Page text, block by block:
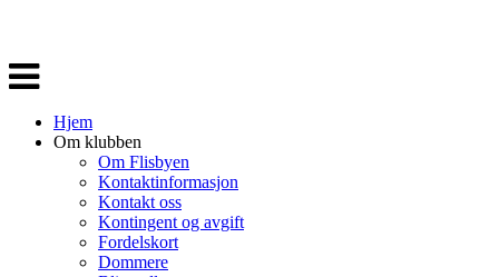
Veksle
navigasjon
Hjem
Om klubben
Om Flisbyen
Kontaktinformasjon
Kontakt oss
Kontingent og avgift
Fordelskort
Dommere